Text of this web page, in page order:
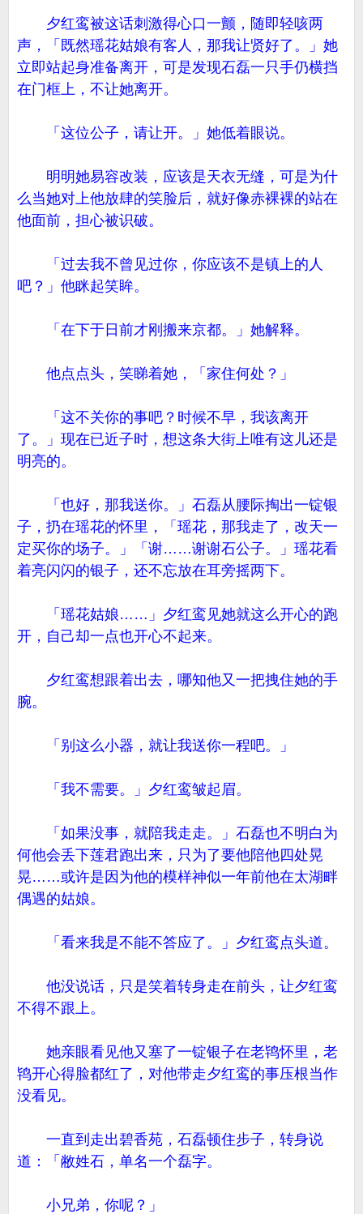
夕红鸾被这话刺激得心口一颤，随即轻咳两
声，「既然瑶花姑娘有客人，那我让贤好了。」她
立即站起身准备离开，可是发现石磊一只手仍横挡
在门框上，不让她离开。
「这位公子，请让开。」她低着眼说。
明明她易容改装，应该是天衣无缝，可是为什
么当她对上他放肆的笑脸后，就好像赤裸裸的站在
他面前，担心被识破。
「过去我不曾见过你，你应该不是镇上的人
吧？」他眯起笑眸。
「在下于日前才刚搬来京都。」她解释。
他点点头，笑睇着她，「家住何处？」
「这不关你的事吧？时候不早，我该离开
了。」现在已近子时，想这条大街上唯有这儿还是
明亮的。
「也好，那我送你。」石磊从腰际掏出一锭银
子，扔在瑶花的怀里，「瑶花，那我走了，改天一
定买你的场子。」「谢……谢谢石公子。」瑶花看
着亮闪闪的银子，还不忘放在耳旁摇两下。
「瑶花姑娘……」夕红鸾见她就这么开心的跑
开，自己却一点也开心不起来。
夕红鸾想跟着出去，哪知他又一把拽住她的手
腕。
「别这么小器，就让我送你一程吧。」
「我不需要。」夕红鸾皱起眉。
「如果没事，就陪我走走。」石磊也不明白为
何他会丢下莲君跑出来，只为了要他陪他四处晃
晃……或许是因为他的模样神似一年前他在太湖畔
偶遇的姑娘。
「看来我是不能不答应了。」夕红鸾点头道。
他没说话，只是笑着转身走在前头，让夕红鸾
不得不跟上。
她亲眼看见他又塞了一锭银子在老鸨怀里，老
鸨开心得脸都红了，对他带走夕红鸾的事压根当作
没看见。
一直到走出碧香苑，石磊顿住步子，转身说
道：「敝姓石，单名一个磊字。
小兄弟，你呢？」